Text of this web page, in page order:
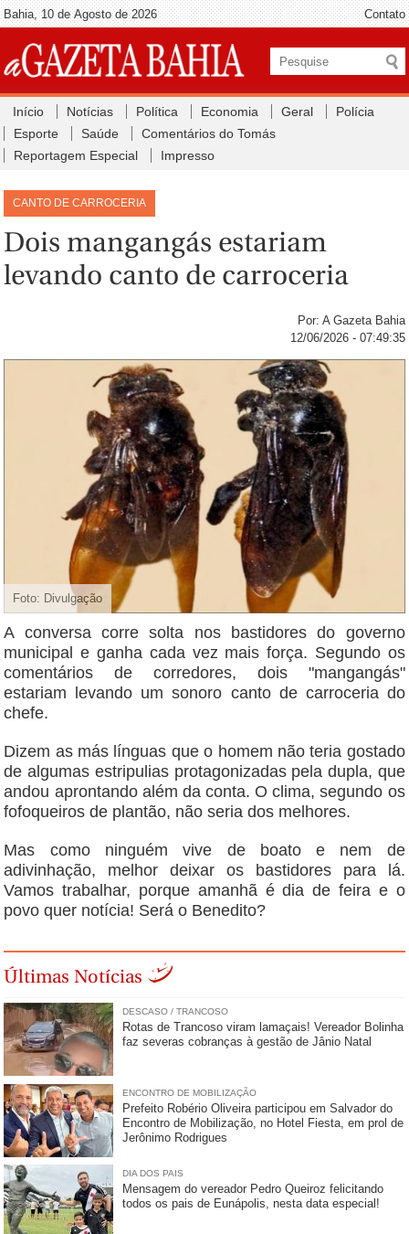
Bahia, 10 de Agosto de 2026 Contato
Início Notícias Política Economia Geral
Polícia
Esporte
Saúde
Comentários do Tomás
Reportagem Especial
Impresso
CANTO DE CARROCERIA
Dois mangangás estariam
levando canto de carroceria
Por: A Gazeta Bahia
12/06/2026 - 07:49:35
Foto: Divulgação
A conversa corre solta nos bastidores do governo
municipal e ganha cada vez mais força. Segundo os
comentários de corredores, dois "mangangás"
estariam levando um sonoro canto de carroceria do
chefe.
Dizem as más línguas que o homem não teria gostado
de algumas estripulias protagonizadas pela dupla, que
andou aprontando além da conta. O clima, segundo os
fofoqueiros de plantão, não seria dos melhores.
Mas como ninguém vive de boato e nem de
adivinhação, melhor deixar os bastidores para lá.
Vamos trabalhar, porque amanhã é dia de feira e o
povo quer notícia! Será o Benedito?
Últimas Notícias
DESCASO / TRANCOSO
Rotas de Trancoso viram lamaçais! Vereador Bolinha
faz severas cobranças à gestão de Jânio Natal
ENCONTRO DE MOBILIZAÇÃO
Prefeito Robério Oliveira participou em Salvador do
Encontro de Mobilização, no Hotel Fiesta, em prol de
Jerônimo Rodrigues
DIA DOS PAIS
Mensagem do vereador Pedro Queiroz felicitando
todos os pais de Eunápolis, nesta data especial!